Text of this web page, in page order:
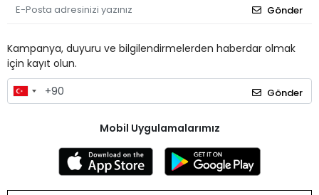
Gönder
Kampanya, duyuru ve bilgilendirmelerden haberdar olmak
için kayıt olun.
Gönder
Mobil Uygulamalarımız